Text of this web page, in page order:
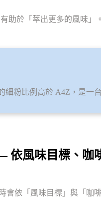
助於「萃出更多的風味」。
細粉比例高於 A4Z， 是一
依風味目標、咖
會依「風味目標」與「咖